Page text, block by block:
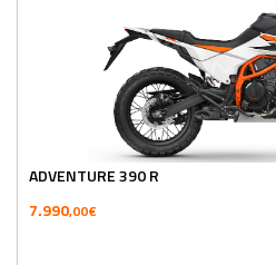
ADVENTURE 390 R
7.990,00€